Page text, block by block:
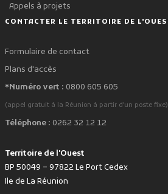
Appels à projets
CONTACTER LE TERRITOIRE DE
Formulaire de contact
Plans d'accès
*Numéro vert : 0800 605 605
(appel gratuit à la Réunion à partir d'un poste fixe)
Téléphone : 0262 32 12 12
Territoire de l'Ouest
BP 50049 – 97822 Le Port Cedex
Ile de La Réunion